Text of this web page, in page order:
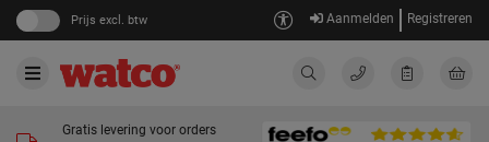
Prijs excl. btw Aanmelden Registreren
Gratis levering voor orders